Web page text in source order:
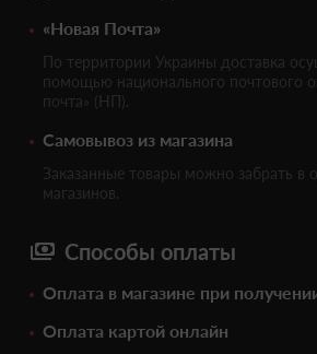
«Новая Почта»
По территории Украины доставка
помощью национального почтового
почта» (НП).
Самовывоз из магазина
Заказанные товары можно забрать в
магазинов.
Способы оплаты
Оплата в магазине при
Оплата картой онлайн